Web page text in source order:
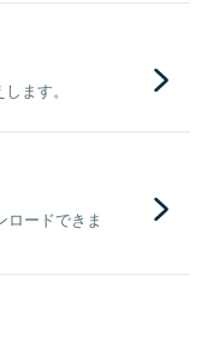
ます。
ロードできま